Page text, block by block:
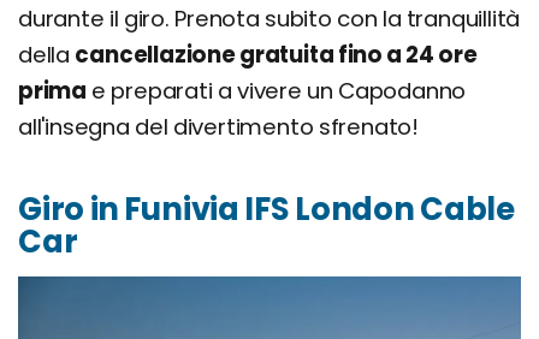
durante il giro. Prenota subito con la tranquillità
della cancellazione gratuita fino a 24 ore
prima e preparati a vivere un Capodanno
all'insegna del divertimento sfrenato!
Giro in Funivia IFS London Cable
Car